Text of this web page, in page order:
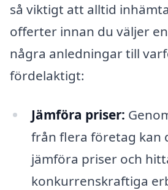
så viktigt att alltid
offerter innan du väljer
några anledningar till
fördelaktigt:
Jämföra priser:
från flera företag kan
jämföra priser och
konkurrenskraftiga